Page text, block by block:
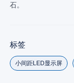
石。
标签
小间距LED显示屏